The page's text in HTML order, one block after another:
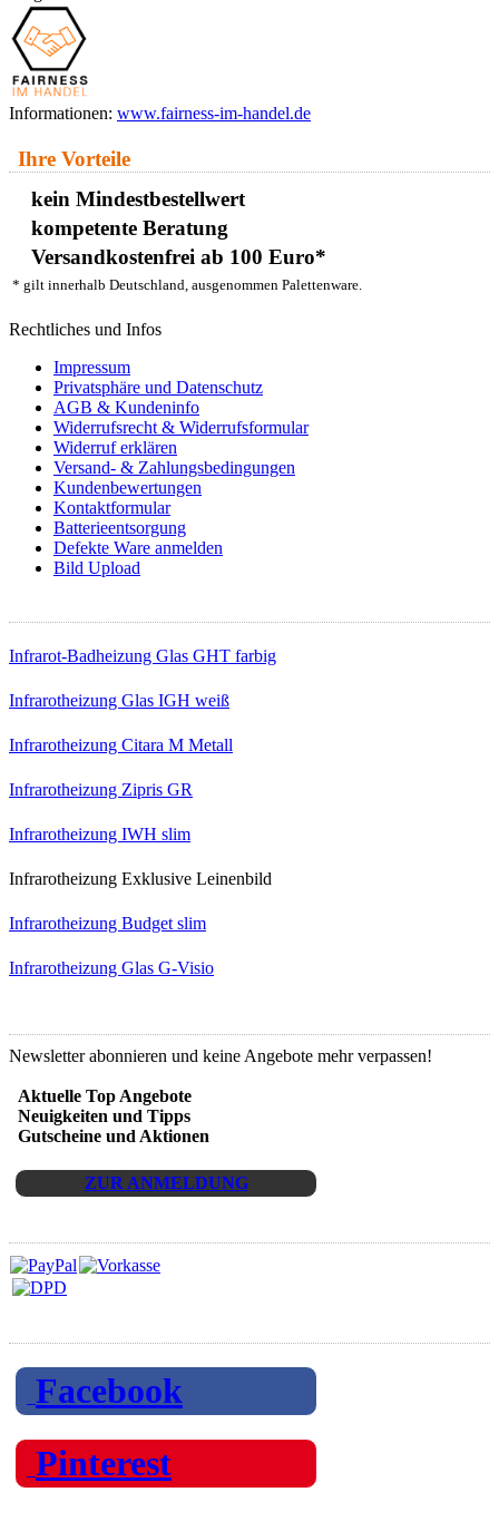
Informationen: www.fairness-im-handel.de
Ihre Vorteile
kein Mindestbestellwert
kompetente Beratung
Versandkostenfrei ab 100 Euro*
* gilt innerhalb Deutschland, ausgenommen Palettenware.
Rechtliches und Infos
Impressum
Privatsphäre und Datenschutz
AGB & Kundeninfo
Widerrufsrecht & Widerrufsformular
Widerruf erklären
Versand- & Zahlungsbedingungen
Kundenbewertungen
Kontaktformular
Batterieentsorgung
Defekte Ware anmelden
Bild Upload
Infrarot-Badheizung Glas GHT farbig
Infrarotheizung Glas IGH weiß
Infrarotheizung Citara M Metall
Infrarotheizung Zipris GR
Infrarotheizung IWH slim
Infrarotheizung Exklusive Leinenbild
Infrarotheizung Budget slim
Infrarotheizung Glas G-Visio
Newsletter abonnieren und keine Angebote mehr verpassen!
Aktuelle Top Angebote
Neuigkeiten und Tipps
Gutscheine und Aktionen
ZUR ANMELDUNG
Facebook
Pinterest